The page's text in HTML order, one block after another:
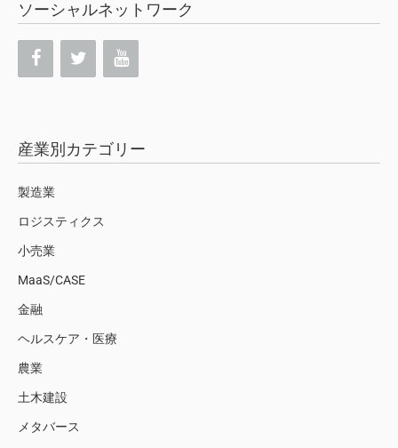
ソーシャルネットワーク
産業別カテゴリー
製造業
ロジスティクス
小売業
MaaS/CASE
金融
ヘルスケア・医療
農業
土木建設
メタバース